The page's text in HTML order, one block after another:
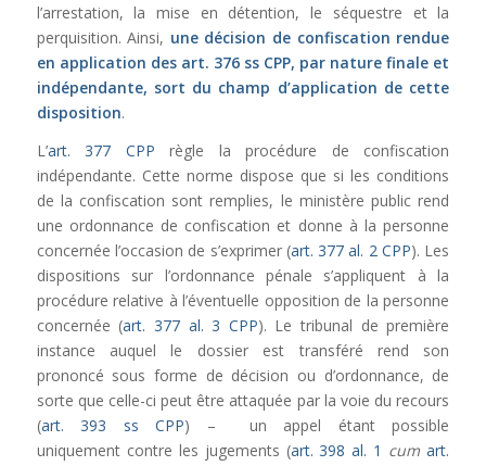
l’arrestation, la mise en détention, le séquestre et la
perquisition. Ainsi, une décision de confiscation rendue
en application des art. 376 ss CPP, par nature finale et
indépendante, sort du champ d’application de cette
disposition.
L’art. 377 CPP règle la procédure de confiscation
indépendante. Cette norme dispose que si les conditions
de la confiscation sont remplies, le ministère public rend
une ordonnance de confiscation et donne à la personne
concernée l’occasion de s’exprimer (art. 377 al. 2 CPP). Les
dispositions sur l’ordonnance pénale s’appliquent à la
procédure relative à l’éventuelle opposition de la personne
concernée (art. 377 al. 3 CPP). Le tribunal de première
instance auquel le dossier est transféré rend son
prononcé sous forme de décision ou d’ordonnance, de
sorte que celle-ci peut être attaquée par la voie du recours
(art. 393 ss CPP) – un appel étant possible
uniquement contre les jugements (art. 398 al. 1 cum art.